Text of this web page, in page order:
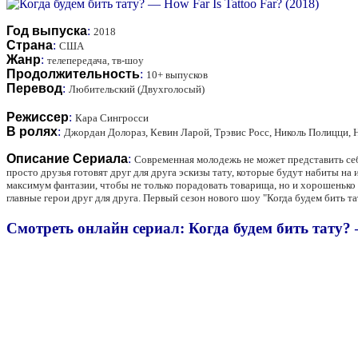
Год выпуска: 2018
Страна: США
Жанр: телепередача, тв-шоу
Продолжительность: 10+ выпусков
Перевод: Любительский (Двухголосый)
Режиссер: Кара Сингросси
В ролях: Джордан Долораз, Кевин Ларой, Трэвис Росс, Николь Полицци,
Описание Сериала: Современная молодежь не может представить
просто друзья готовят друг для друга эскизы тату, которые будут набиты
максимум фантазии, чтобы не только порадовать товарища, но и
главные герои друг для друга. Первый сезон нового шоу "Когда будем бить
Смотреть онлайн сериал: Когда будем бить